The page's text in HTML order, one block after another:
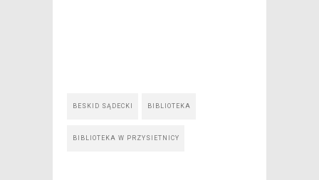
BESKID SĄDECKI BIBLIOTEKA
BIBLIOTEKA W PRZYSIETNICY